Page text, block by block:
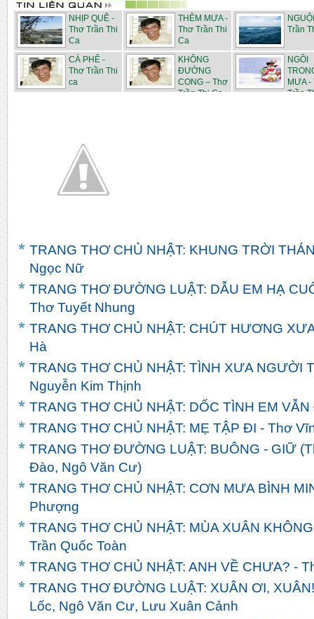
NHỊP QUÊ -
Thơ Trần Thi
Ca
THÊM MƯA -
Thơ Trần Thi
Ca
Trần
CÀ PHÊ -
Thơ Trần Thi
ca
KHÔNG
ĐƯỜNG
CONG – Thơ
Trần Thi Ca
NGỒI
MƯA -
Trần
TRANG THƠ CHỦ NHẬT: KHUNG TRỜI
Ngọc Nữ
TRANG THƠ ĐƯỜNG LUẬT: DẪU EM HẠ
Thơ Tuyết Nhung
TRANG THƠ CHỦ NHẬT: CHÚT HƯƠNG
Hà
TRANG THƠ CHỦ NHẬT: TÌNH XƯA NGƯỜI
Nguyễn Kim Thịnh
TRANG THƠ CHỦ NHẬT: DỐC TÌNH EM
TRANG THƠ CHỦ NHẬT: MẸ TẬP ĐI - Thơ
TRANG THƠ ĐƯỜNG LUẬT: BUÔNG - GIỮ
Đào, Ngô Văn Cư)
TRANG THƠ CHỦ NHẬT: CƠN MƯA BÌNH
Phượng
TRANG THƠ CHỦ NHẬT: MÙA XUÂN
Trần Quốc Toàn
TRANG THƠ CHỦ NHẬT: ANH VỀ CHƯA? -
TRANG THƠ ĐƯỜNG LUẬT: XUÂN ƠI,
Lốc, Ngô Văn Cư, Lưu Xuân Cảnh